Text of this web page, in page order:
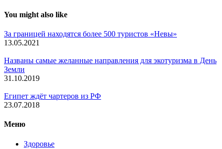
You might also like
За границей находятся более 500 туристов «Невы»
13.05.2021
Названы самые желанные направления для экотуризма в День
Земли
31.10.2019
Египет ждёт чартеров из РФ
23.07.2018
Меню
Здоровье